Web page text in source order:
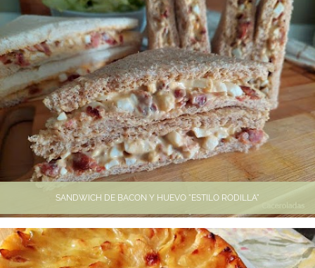
SANDWICH DE BACON Y HUEVO "ESTILO RODILLA"